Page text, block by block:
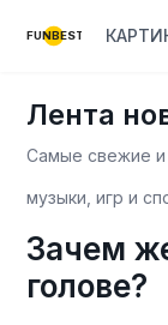
FUNBEST
Лента
Самые свежие и
музыки, игр и
Зачем
голове?